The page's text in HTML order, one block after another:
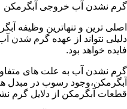
گرم نشدن آب خروجی آبگرمکن
اصلی ترین و تنهاترین وظیفه
دلیلی نتواند از عهده گرم شدن
فایده خواهد بود.
گرم نشدن آب به علت های
آبگرمکن،وجود رسوب در مبدل
قطعات آبگرمکن از دلایل گرم